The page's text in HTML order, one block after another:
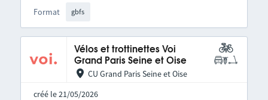
Format gbfs
Vélos et trottinettes Voi
Grand Paris Seine et Oise
CU Grand Paris Seine et Oise
créé le 21/05/2026